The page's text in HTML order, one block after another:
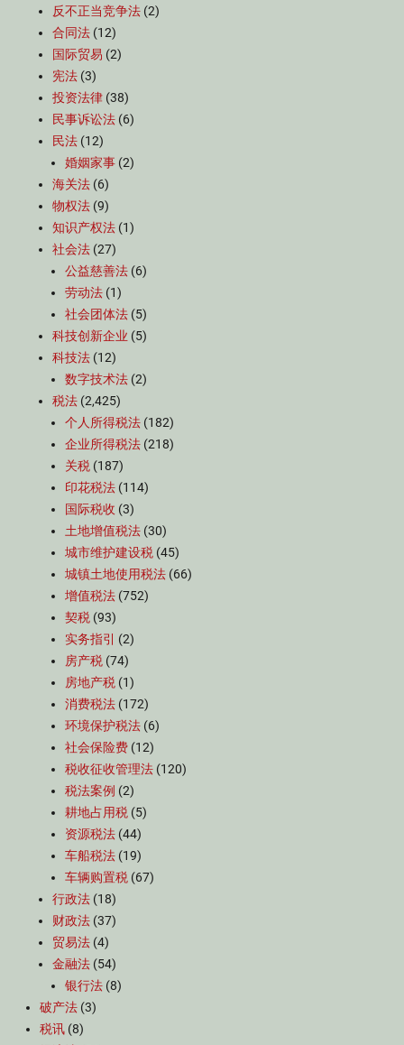
反不正当竞争法 (2)
合同法 (12)
国际贸易 (2)
宪法 (3)
投资法律 (38)
民事诉讼法 (6)
民法 (12)
婚姻家事 (2)
海关法 (6)
物权法 (9)
知识产权法 (1)
社会法 (27)
公益慈善法 (6)
劳动法 (1)
社会团体法 (5)
科技创新企业 (5)
科技法 (12)
数字技术法 (2)
税法 (2,425)
个人所得税法 (182)
企业所得税法 (218)
关税 (187)
印花税法 (114)
国际税收 (3)
土地增值税法 (30)
城市维护建设税 (45)
城镇土地使用税法 (66)
增值税法 (752)
契税 (93)
实务指引
(2)
房产税 (74)
房地产税 (1)
消费税法 (172)
环境保护税法 (6)
社会保险费 (12)
税收征收管理法 (120)
税法案例 (2)
耕地占用税 (5)
资源税法 (44)
车船税法 (19)
车辆购置税 (67)
行政法 (18)
财政法 (37)
贸易法 (4)
金融法 (54)
银行法 (8)
破产法 (3)
税讯 (8)